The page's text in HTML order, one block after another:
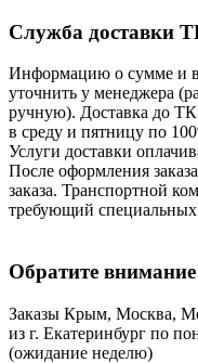
Служба доставки
Информацию о сумме и
уточнить у менеджера
ручную). Доставка до ТК
в среду и пятницу по
Услуги доставки
После оформления
заказа. Транспортной
требующий
Обратите
Заказы Крым, Москва,
из г. Екатеринбург по
(ожидание неделю)